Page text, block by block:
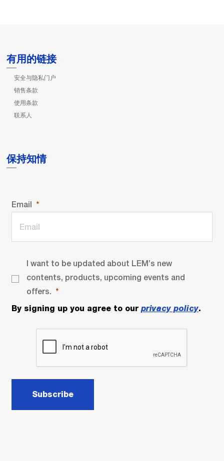
有用的链接
安全与隐私门户
销售条款
使用条款
联系人
保持知情
Email
I want to be updated about LEM’s new
contents, products, upcoming events and
offers.
By signing up you agree to our privacy policy.
Subscribe